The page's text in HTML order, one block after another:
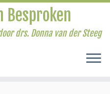
Besproken
drs. Donna van der Steeg